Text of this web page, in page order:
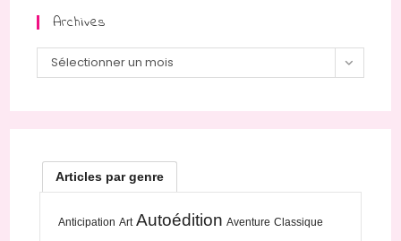
Archives
Archives
Sélectionner un mois
Articles par genre
Anticipation Art Autoédition Aventure Classique